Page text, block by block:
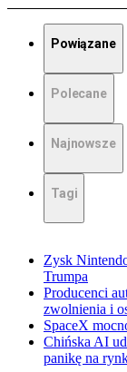
Powiązane
Polecane
Najnowsze
Tagi
Zysk
Trumpa
Producenci
zwolnienia i
SpaceX
Chińska AI
panikę na